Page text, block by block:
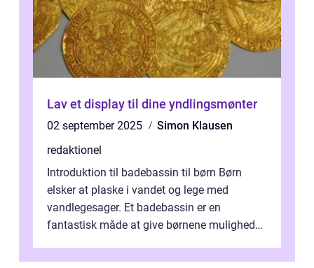
Lav et display til dine yndlingsmønter
02 september 2025
Simon Klausen
redaktionel
Introduktion til badebassin til børn Børn
elsker at plaske i vandet og lege med
vandlegesager. Et badebassin er en
fantastisk måde at give børnene mulighed
me...